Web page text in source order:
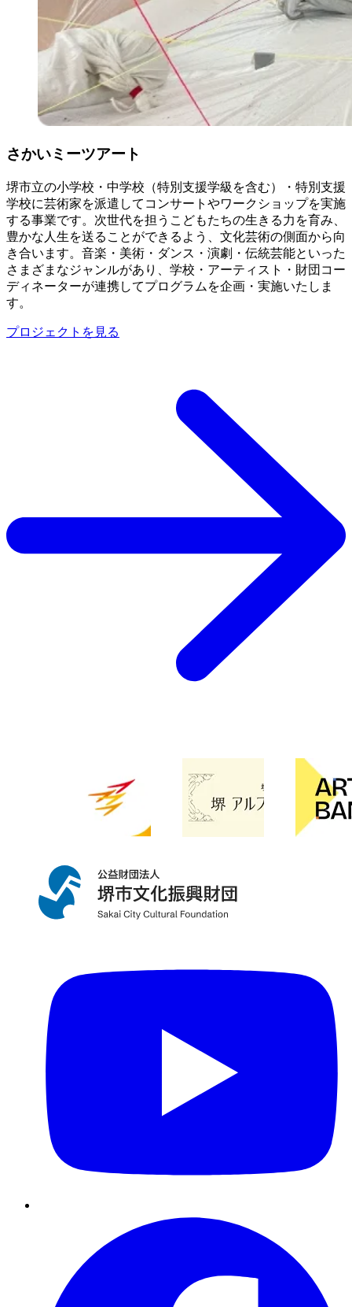
さかいミーツアート
堺市立の小学校・中学校（特別支援学級を含む）・特別支援
学校に芸術家を派遣してコンサートやワークショップを実施
する事業です。次世代を担うこどもたちの生きる力を育み、
豊かな人生を送ることができるよう、文化芸術の側面から向
き合います。音楽・美術・ダンス・演劇・伝統芸能といった
さまざまなジャンルがあり、学校・アーティスト・財団コー
ディネーターが連携してプログラムを企画・実施いたしま
す。
プロジェクトを見る